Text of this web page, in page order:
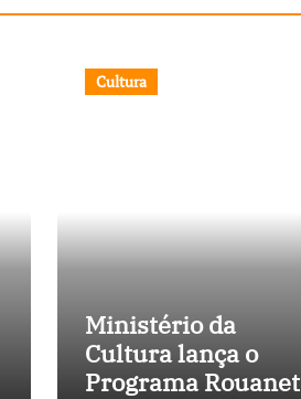
Cultura
Ministério da
Cultura lança o
Programa Rouanet